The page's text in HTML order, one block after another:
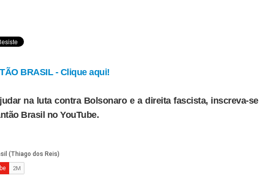
BRASIL - Clique aqui!
na luta contra Bolsonaro e a direita fascista, inscreva-se
Brasil no YouTube.